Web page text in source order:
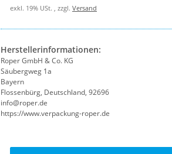
exkl. 19% USt. , zzgl. Versand
Herstellerinformationen:
Roper GmbH & Co. KG
Säubergweg 1a
Bayern
Flossenbürg, Deutschland, 92696
info@roper.de
https://www.verpackung-roper.de